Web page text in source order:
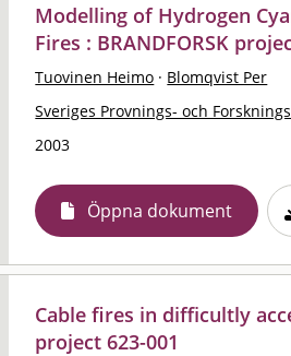
Modelling of Hydrogen
Fires : BRANDFORSK
Tuovinen Heimo · Blomqvist Per
Sveriges Provnings- och
2003
Öppna dokument
Cable fires in difficultly
project 623-001